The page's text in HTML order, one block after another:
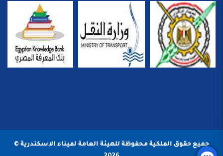
جميع حقوق الملكية محفوظة للهيئة العامة لميناء الاسكندرية ©